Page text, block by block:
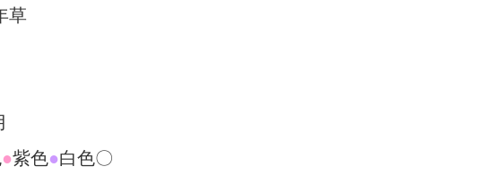
草
●紫色●白色〇